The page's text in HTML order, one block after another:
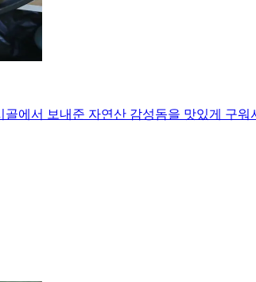
에서 보내준 자연산 감성돔을 맛있게 구